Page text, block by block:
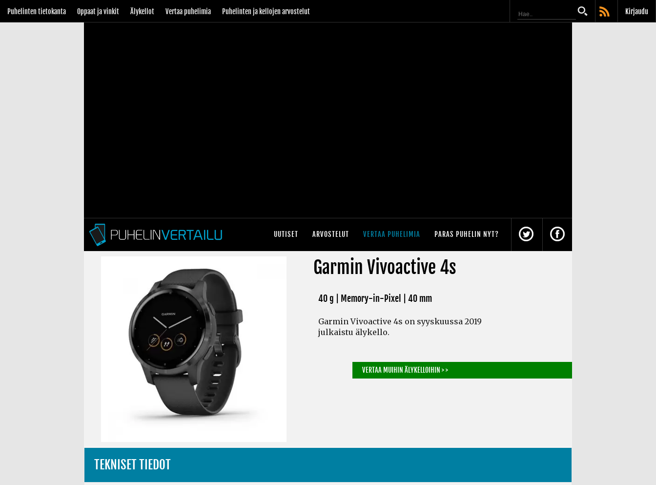
Puhelinten tietokanta Oppaat ja vinkit Älykellot Vertaa puhelimia Puhelinten ja kellojen arvostelut Kirjaudu
UUTISET ARVOSTELUT VERTAA PUHELIMIA PARAS PUHELIN NYT?
Garmin Vivoactive 4s
40 g | Memory-in-Pixel | 40 mm
Garmin Vivoactive 4s on syyskuussa 2019
julkaistu älykello.
VERTAA MUIHIN ÄLYKELLOIHIN > >
TEKNISET TIEDOT